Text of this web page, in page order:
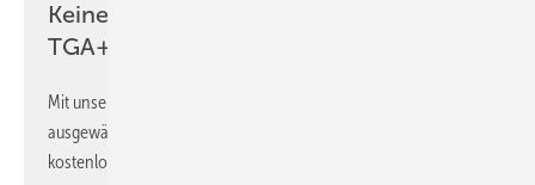
Keine Zeit? Kein Problem mit dem
TGA+E Newsletter!
Mit unserem Newsletter erhalten Sie regelmäßig von uns
ausgewählte Informationen und Neuigkeiten, gebündelt und
kostenlos direkt ins Postfach.